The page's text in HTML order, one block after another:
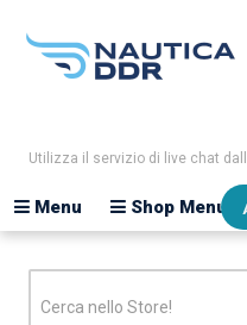
Utilizza il servizio di live chat
Shop Menu
Menu